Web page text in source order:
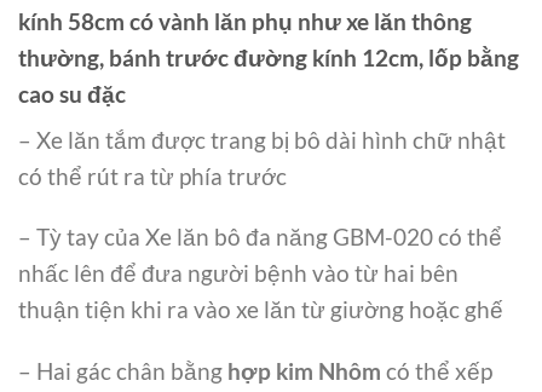
kính 58cm có vành lăn phụ như xe lăn thông
thường, bánh trước đường kính 12cm, lốp bằng
cao su đặc
– Xe lăn tắm được trang bị bô dài hình chữ nhật
có thể rút ra từ phía trước
– Tỳ tay của Xe lăn bô đa năng GBM-020 có thể
nhấc lên để đưa người bệnh vào từ hai bên
thuận tiện khi ra vào xe lăn từ giường hoặc ghế
– Hai gác chân bằng hợp kim Nhôm có thể xếp